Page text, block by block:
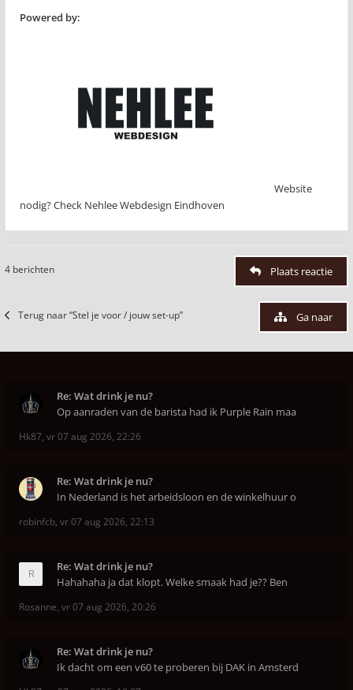
Powered by:
Website
nodig? Check Nehlee Webdesign Eindhoven
4 berichten Plaats reactie
Terug naar “Stel je voor / jouw set-up” Ga naar
Re: Wat drink je nu?
Op aanraden van de barista had ik Purple Rain maa
Hk87, vr 07 aug 2026, 22:26
Re: Wat drink je nu?
In Nederland is het arbeidsloon en de winkelhuur o
robinfcb, vr 07 aug 2026, 22:13
Re: Wat drink je nu?
Hahahaha ja dat klopt. Welke smaak had je?? Ben
Rosanne, vr 07 aug 2026, 20:26
Re: Wat drink je nu?
Ik dacht om een v60 te proberen bij DAK in Amsterd